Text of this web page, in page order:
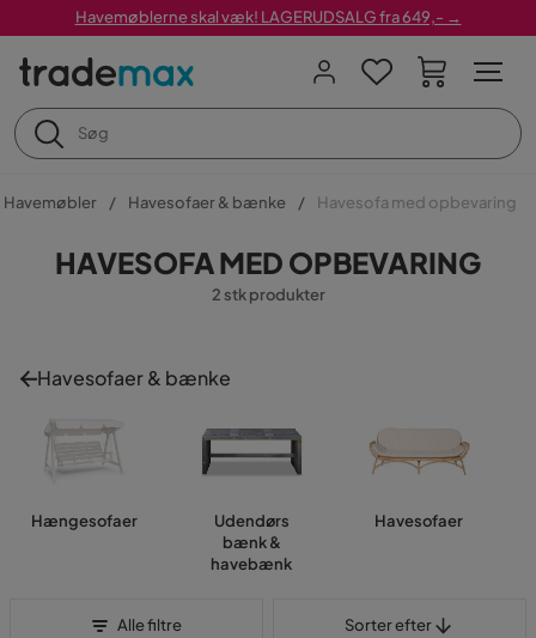
Havemøblerne skal væk! LAGERUDSALG fra 649,- →
Havemøbler Havesofaer & bænke Havesofa med opbevaring
HAVESOFA MED OPBEVARING
2 stk produkter
Havesofaer & bænke
Hængesofaer
Udendørs
bænk &
havebænk
Havesofaer
Alle filtre Sorter efter